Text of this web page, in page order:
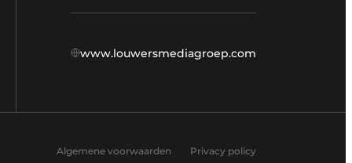
www.louwersmediagroep.com
Algemene voorwaarden Privacy policy